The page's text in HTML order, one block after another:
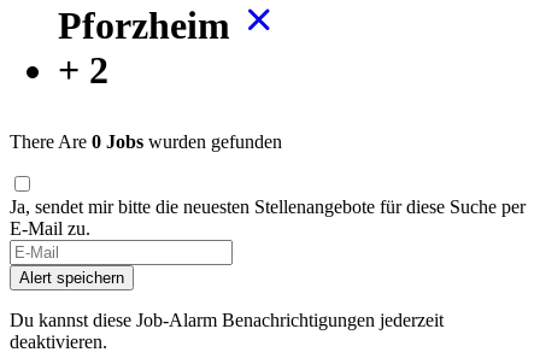
Pforzheim
+ 2
There Are 0 Jobs wurden gefunden
Ja, sendet mir bitte die neuesten Stellenangebote für diese Suche per
E-Mail zu.
Alert speichern
Du kannst diese Job-Alarm Benachrichtigungen jederzeit
deaktivieren.